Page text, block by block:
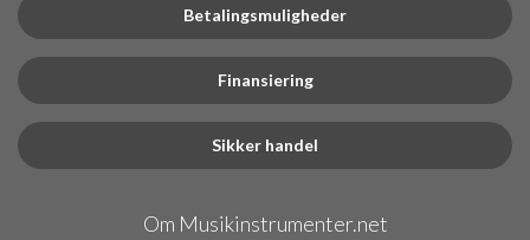
Betalingsmuligheder
Finansiering
Sikker handel
Om Musikinstrumenter.net